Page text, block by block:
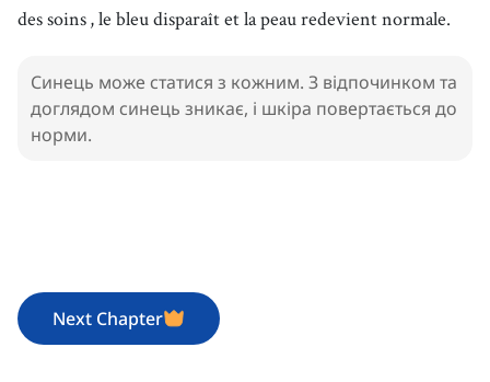
des soins, le bleu disparaît et la peau redevient normale.
Синець може статися з кожним. З відпочинком та
доглядом синець зникає, і шкіра повертається до
норми.
Next Chapter